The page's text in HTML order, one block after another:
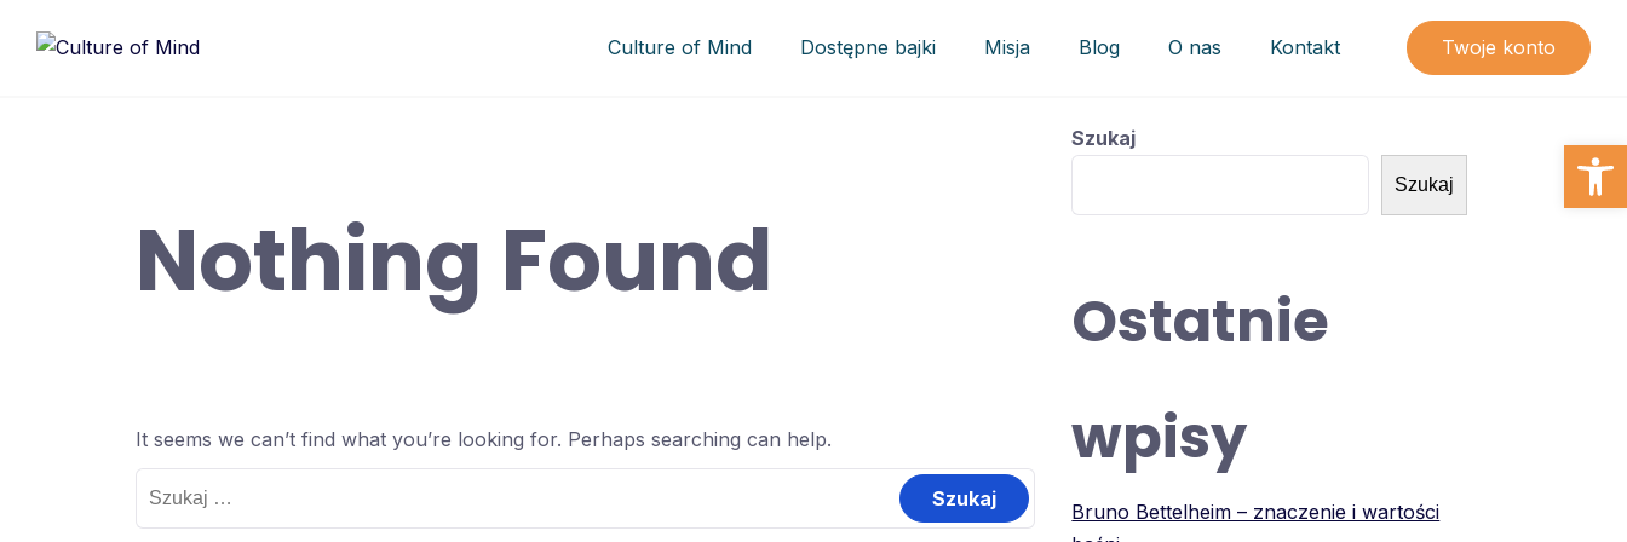
Culture of Mind Dostępne bajki Misja Blog O nas Kontakt Twoje konto
Nothing Found
It seems we can’t find what you’re looking for. Perhaps searching can help.
Szukaj
Szukaj
Ostatnie
wpisy
Bruno Bettelheim – znaczenie i wartości